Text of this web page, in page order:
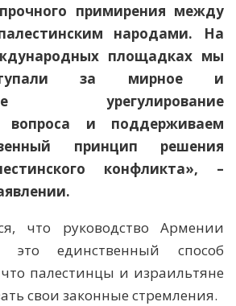
примирения между
народами. На
площадках мы
за мирное и
урегулирование
вопроса и поддерживаем
принцип решения
конфликта», –
что руководство Армении
это единственный способ
палестинцы и израильтяне
свои законные стремления.